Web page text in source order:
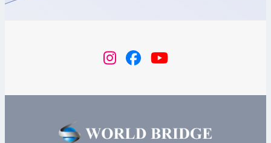
instagram
FacebookYouTube